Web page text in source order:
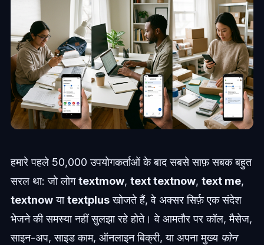
हमारे पहले 50,000 उपयोगकर्ताओं के बाद सबसे साफ़ सबक बहुत
सरल था: जो लोगtextmow, text textnow, text me,
textnowयाtextplusखोजते हैं, वे अक्सर सिर्फ़ एक संदेश
भेजने की समस्या नहीं सुलझा रहे होते। वे आमतौर पर कॉल, मैसेज,
साइन-अप, साइड काम, ऑनलाइन बिक्री, या अपना मुख्य फोन